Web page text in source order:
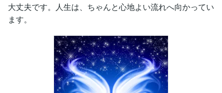
大丈夫です。人生は、ちゃんと心地よい流れへ向かってい
ます。